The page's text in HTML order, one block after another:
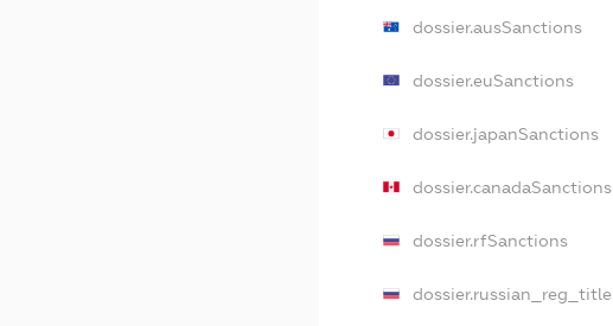
dossier.ausSanctions
dossier.euSanctions
dossier.japanSanctions
dossier.canadaSanctions
dossier.rfSanctions
dossier.russian_reg_title